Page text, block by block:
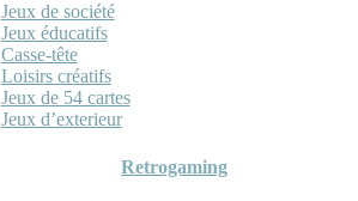
Jeux de société
Jeux éducatifs
Casse-tête
Loisirs créatifs
Jeux de 54 cartes
Jeux d’exterieur
Retrogaming